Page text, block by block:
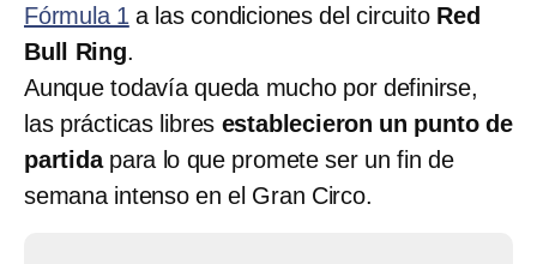
Fórmula 1 a las condiciones del circuito Red
Bull Ring.
Aunque todavía queda mucho por definirse,
las prácticas libres establecieron un punto de
partidapara lo que promete ser un fin de
semana intenso en el Gran Circo.